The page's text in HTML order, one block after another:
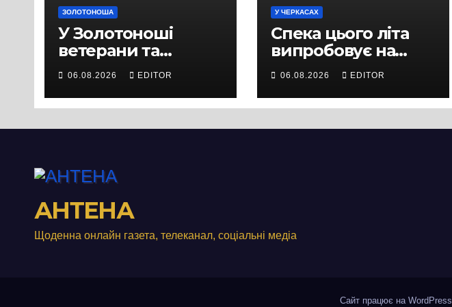
ЗОЛОТОНОША
У Золотоноші
ветерани та
місцеві жителі
вийшли на
протест до стін
виробництвом
м’яса птиці
06.08.2026 EDITOR
У ЧЕРКАСАХ
Спека цього літа
випробовує на
міцність не лише
людей, а й дороги
Черкас
06.08.2026 EDITOR
АНТЕНА
Щоденна онлайн газета, телеканал, соціальні медіа
Сайт працює на WordPress